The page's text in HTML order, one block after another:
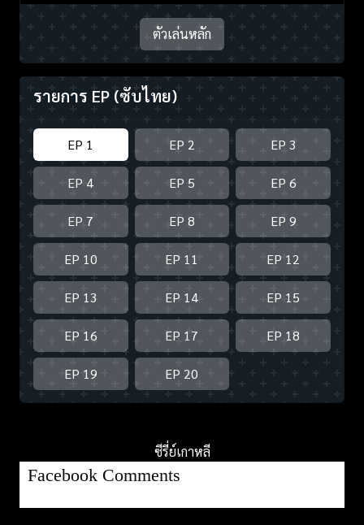
ตัวเล่นหลัก
รายการ EP (ซับไทย)
EP 1 EP 2 EP 3
EP 4 EP 5 EP 6
EP 7 EP 8 EP 9
EP 10 EP 11 EP 12
EP 13 EP 14 EP 15
EP 16 EP 17 EP 18
EP 19 EP 20
ซีรี่ย์เกาหลี
Facebook Comments